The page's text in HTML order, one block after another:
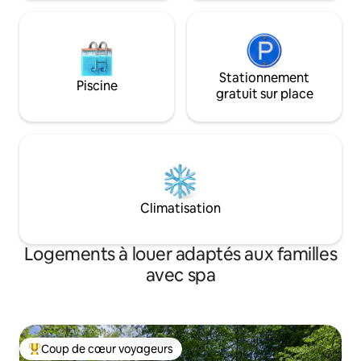
Piscine
Stationnement
gratuit sur place
Climatisation
Logements à louer adaptés aux familles
avec spa
Coup de cœur voyageurs parmi les plus aimés
Coup de cœur voyageurs